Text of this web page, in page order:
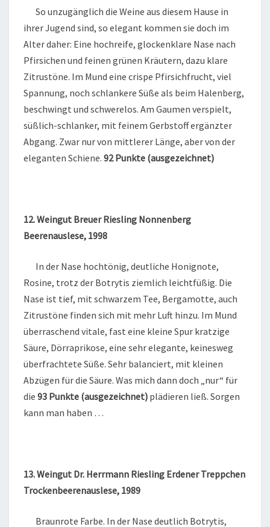
So unzugänglich die Weine aus diesem Hause in
ihrer Jugend sind, so elegant kommen sie doch im
Alter daher: Eine hochreife, glockenklare Nase nach
Pfirsichen und feinen grünen Kräutern, dazu klare
Zitrustöne. Im Mund eine crispe Pfirsichfrucht, viel
Spannung, noch schlankere Süße als beim Halenberg,
beschwingt und schwerelos. Am Gaumen verspielt,
süßlich-schlanker, mit feinem Gerbstoff ergänzter
Abgang. Zwar nur von mittlerer Länge, aber von der
eleganten Schiene. 92 Punkte (ausgezeichnet)
12. Weingut Breuer Riesling Nonnenberg
Beerenauslese, 1998
In der Nase hochtönig, deutliche Honignote,
Rosine, trotz der Botrytis ziemlich leichtfüßig. Die
Nase ist tief, mit schwarzem Tee, Bergamotte, auch
Zitrustöne finden sich mit mehr Luft hinzu. Im Mund
überraschend vitale, fast eine kleine Spur kratzige
Säure, Dörraprikose, eine sehr elegante, keinesweg
überfrachtete Süße. Sehr balanciert, mit kleinen
Abzügen für die Säure. Was mich dann doch „nur“ für
die 93 Punkte (ausgezeichnet) plädieren ließ. Sorgen
kann man haben …
13. Weingut Dr. Herrmann Riesling Erdener Treppchen
Trockenbeerenauslese, 1989
Braunrote Farbe. In der Nase deutlich Botrytis,